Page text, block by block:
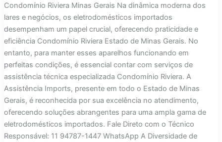
Condomínio Riviera Minas Gerais Na dinâmica moderna dos
lares e negócios, os eletrodomésticos importados
desempenham um papel crucial, oferecendo praticidade e
eficiência Condomínio Riviera Estado de Minas Gerais. No
entanto, para manter esses aparelhos funcionando em
perfeitas condições, é essencial contar com serviços de
assistência técnica especializada Condomínio Riviera. A
Assistência Imports, presente em todo o Estado de Minas
Gerais, é reconhecida por sua excelência no atendimento,
oferecendo soluções abrangentes para uma ampla gama de
eletrodomésticos importados. Fale Direto com o Técnico
Responsável: 11 94787-1447 WhatsApp A Diversidade de